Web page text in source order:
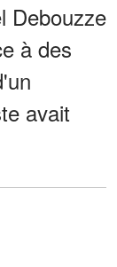
Debouzze
à des
avait